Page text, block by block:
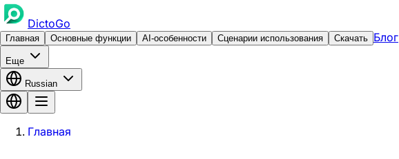
DictoGo
Главная Основные функции AI-особенности Сценарии использования Скачать Блог
Еще
Russian
Главная